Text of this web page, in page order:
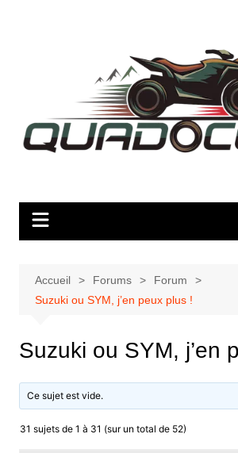
Accueil Forums
Forum
Suzuki ou SYM, j’en peux plus !
Suzuki ou SYM, j’en
Ce sujet est vide.
31 sujets de 1 à 31 (sur un total de 52)